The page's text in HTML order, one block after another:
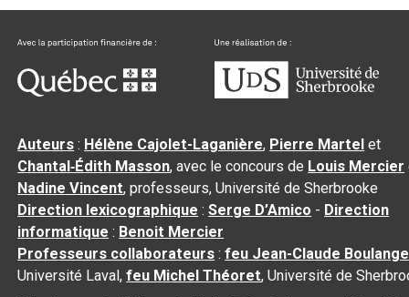
Auteurs : Hélène Cajolet-Laganière, Pierre Martel et
Chantal‑Édith Masson, avec le concours de Louis Mercier
Nadine Vincent, professeurs, Université de Sherbrooke
Direction lexicographique :Serge D’Amico - Direction
informatique : Benoit Mercier
Professeurs collaborateurs :feu Jean-Claude
Université Laval,feu Michel Théoret, Université de